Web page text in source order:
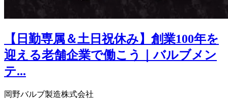
【日勤専属＆土日祝休み】創業100年を
迎える老舗企業で働こう｜バルブメン
テ...
岡野バルブ製造株式会社